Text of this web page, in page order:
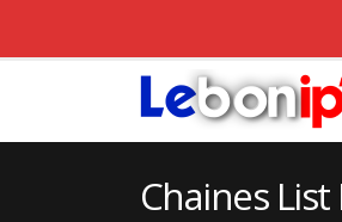
Chaines